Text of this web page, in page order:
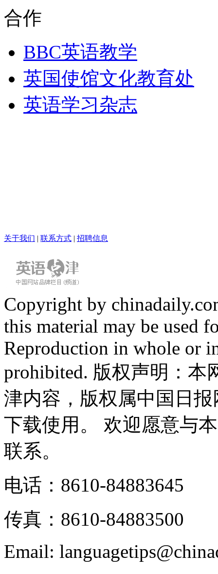
合作
BBC英语教学
英国使馆文化教育处
英语学习杂志
关于我们 | 联系方式 | 招聘信息
Copyright by
this material may be used
Reproduction in whole or
prohibited. 版权声明：
津内容，版权属中国日
下载使用。 欢迎愿意与
联系。
电话：8610-84883645
传真：8610-84883500
Email: